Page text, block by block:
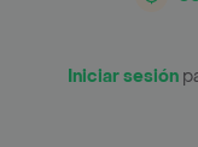
Iniciar sesión